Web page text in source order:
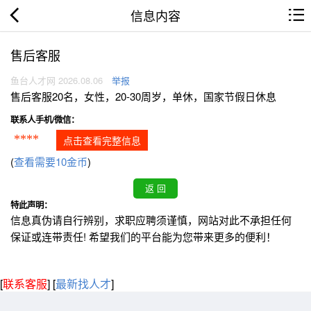
信息内容
售后客服
鱼台人才网 2026.08.06 举报
售后客服20名，女性，20-30周岁，单休，国家节假日休息
联系人手机/微信：
**** 点击查看完整信息
(查看需要10金币)
特此声明：
信息真伪请自行辨别，求职应聘须谨慎，网站对此不承担任何
保证或连带责任! 希望我们的平台能为您带来更多的便利！
[联系客服] [最新找人才]